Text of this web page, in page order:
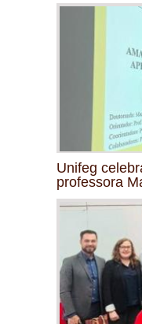
Unifeg
professora